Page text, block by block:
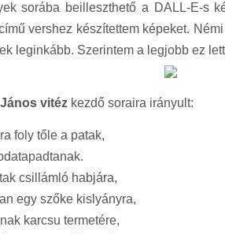
sorába beilleszthető a DALL-E-s
vershez készítettem képeket.
leginkább. Szerintem a legjobb ez
János vitéz kezdő soraira irányult:
foly tőle a patak,
csillámló habjára,
egy szőke kislyányra,
karcsu termetére,